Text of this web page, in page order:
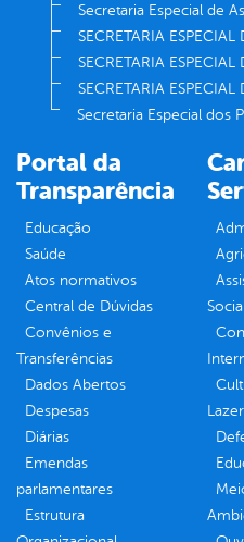
Secretaria Especial de
SECRETARIA
SECRETARIA ESPECIAL
SECRETARIA ESPECIAL
Secretaria Especial dos
Portal da
Transparência
Educação
Saúde
Atos normativos
Central de Dúvidas
Convênios e
Transferências
Dados Abertos
Despesas
Diárias
Emendas
parlamentares
Estrutura
Lazer